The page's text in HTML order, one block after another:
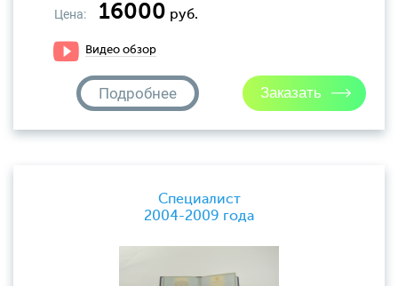
Цена: 16000 руб.
Видео обзор
Подробнее
Специалист
2004-2009 года